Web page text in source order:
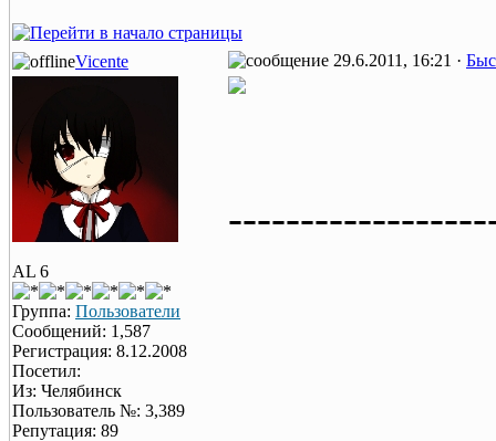
Vicente 29.6.2011, 16:21 ·
AL 6
Группа: Пользователи
Сообщений: 1,587
Регистрация: 8.12.2008
Посетил:
Из: Челябинск
Пользователь №: 3,389
Репутация: 89